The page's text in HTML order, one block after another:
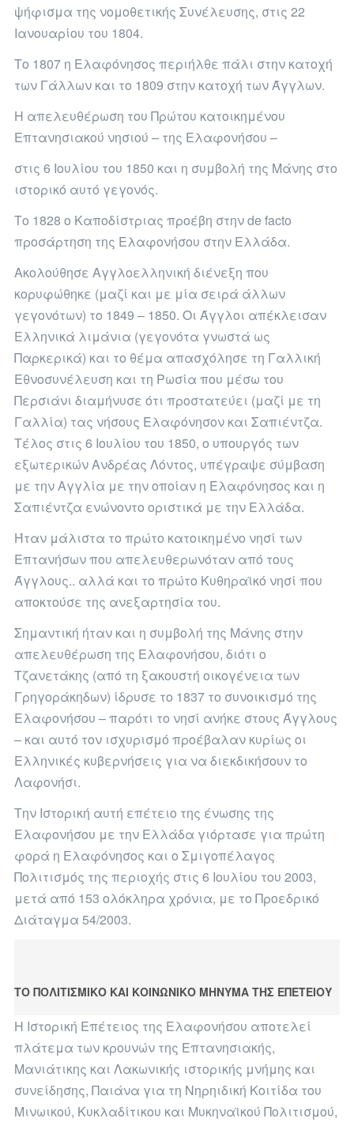
ψήφισμα της νομοθετικής Συνέλευσης, στις 22
Ιανουαρίου του 1804.
Το 1807 η Ελαφόνησος περιήλθε πάλι στην κατοχή
των Γάλλων και το 1809 στην κατοχή των Άγγλων.
Η απελευθέρωση του Πρώτου κατοικημένου
Επτανησιακού νησιού – της Ελαφονήσου –
στις 6 Ιουλίου του 1850 και η συμβολή της Μάνης στο
ιστορικό αυτό γεγονός.
Το 1828 ο Καποδίστριας προέβη στην de facto
προσάρτηση της Ελαφονήσου στην Ελλάδα.
Ακολούθησε Αγγλοελληνική διένεξη που
κορυφώθηκε (μαζί και με μία σειρά άλλων
γεγονότων) το 1849 – 1850. Οι Άγγλοι απέκλεισαν
Ελληνικά λιμάνια (γεγονότα γνωστά ως
Παρκερικά) και το θέμα απασχόλησε τη Γαλλική
Εθνοσυνέλευση και τη Ρωσία που μέσω του
Περσιάνι διαμήνυσε ότι προστατεύει (μαζί με τη
Γαλλία) τας νήσους Ελαφόνησον και Σαπιέντζα.
Τέλος στις 6 Ιουλίου του 1850, ο υπουργός των
εξωτερικών Ανδρέας Λόντος, υπέγραψε σύμβαση
με την Αγγλία με την οποίαν η Ελαφόνησος και η
Σαπιέντζα ενώνοντο οριστικά με την Ελλάδα.
Ήταν μάλιστα το πρώτο κατοικημένο νησί των
Επτανήσων που απελευθερωνόταν από τους
Άγγλους.. αλλά και το πρώτο Κυθηραϊκό νησί που
αποκτούσε της ανεξαρτησία του.
Σημαντική ήταν και η συμβολή της Μάνης στην
απελευθέρωση της Ελαφονήσου, διότι ο
Τζανετάκης (από τη ξακουστή οικογένεια των
Γρηγοράκηδων) ίδρυσε το 1837 το συνοικισμό της
Ελαφονήσου – παρότι το νησί ανήκε στους Άγγλους
– και αυτό τον ισχυρισμό προέβαλαν κυρίως οι
Ελληνικές κυβερνήσεις για να διεκδικήσουν το
Λαφονήσι.
Την Ιστορική αυτή επέτειο της ένωσης της
Ελαφονήσου με την Ελλάδα γιόρτασε για πρώτη
φορά η Ελαφόνησος και ο Σμιγοπέλαγος
Πολιτισμός της περιοχής στις 6 Ιουλίου του 2003,
μετά από 153 ολόκληρα χρόνια, με το Προεδρικό
Διάταγμα 54/2003.
ΤΟ ΠΟΛΙΤΙΣΜΙΚΟ ΚΑΙ ΚΟΙΝΩΝΙΚΟ ΜΗΝΥΜΑ ΤΗΣ ΕΠΕΤΕΙΟΥ
Η Ιστορική Επέτειος της Ελαφονήσου αποτελεί
πλάτεμα των κρουνών της Επτανησιακής,
Μανιάτικης και Λακωνικής ιστορικής μνήμης και
συνείδησης, Παιάνα για τη Νηρηιδική Κοιτίδα του
Μινωικού, Κυκλαδίτικου και Μυκηναϊκού Πολιτισμού,